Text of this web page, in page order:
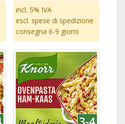
incl. 5% IVA
escl. spese di spedizione
consegna 6-9 giorni